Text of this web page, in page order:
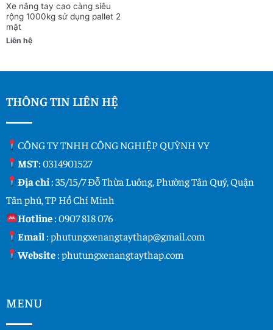
Xe nâng tay cao càng siêu
rộng 1000kg sử dụng pallet 2
mặt
Liên hệ
THÔNG TIN LIÊN HỆ
CÔNG TY TNHH CÔNG NGHIỆP QUỲNH VY
MST: 0314901527
Địa chỉ: 35/15/7 Đỗ Thừa Luông, Phường Tân Quý, Quận
Tân phú, TP Hồ Chí Minh
Hotline:0907 818 076
Email :phutungxenangtaythap@gmail.com
Website:phutungxenangtaythap.com
MENU